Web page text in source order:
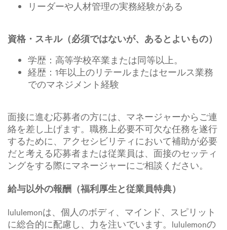
リーダーや人材管理の実務経験がある
資格・スキル（必須ではないが、あるとよいもの）
学歴：高等学校卒業または同等以上。
経歴：1年以上のリテールまたはセールス業務
でのマネジメント経験
面接に進む応募者の方には、マネージャーからご連
絡を差し上げます。職務上必要不可欠な任務を遂行
するために、アクセシビリティにおいて補助が必要
だと考える応募者または従業員は、面接のセッティ
ングをする際にマネージャーにご相談ください。
給与以外の報酬（福利厚生と従業員特典）
lululemonは、個人のボディ、マインド、スピリット
に総合的に配慮し、力を注いでいます。lululemonの